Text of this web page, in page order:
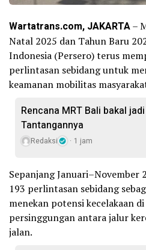
Wartatrans.com, JAKARTA–
Natal 2025 dan Tahun Baru
Indonesia (Persero) terus
perlintasan sebidang untuk
keamanan mobilitas
Rencana MRT Bali bakal
Tantangannya
Redaksi 1 jam
Sepanjang
193 perlintasan sebidang
menekan potensi kecelakaan
persinggungan antara jalur
jalan.